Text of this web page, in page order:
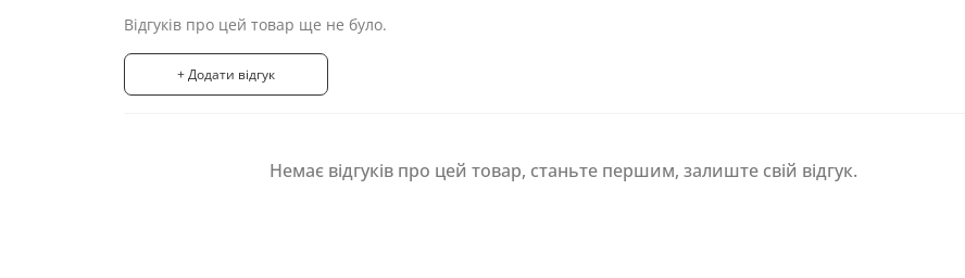
Відгуків про цей товар ще не було.
+ Додати відгук
Немає відгуків про цей товар, станьте першим, залиште свій відгук.